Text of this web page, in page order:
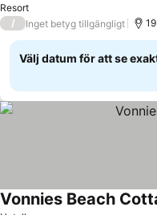
Resort
/ Inget betyg tillgängligt
Välj datum för att se
Vonnies Beach